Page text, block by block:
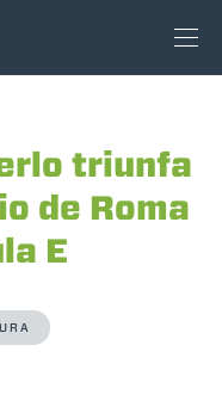
triunfa
de Roma
E